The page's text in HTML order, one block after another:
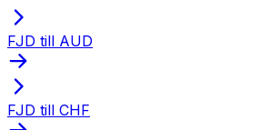
FJD till AUD
FJD till CHF